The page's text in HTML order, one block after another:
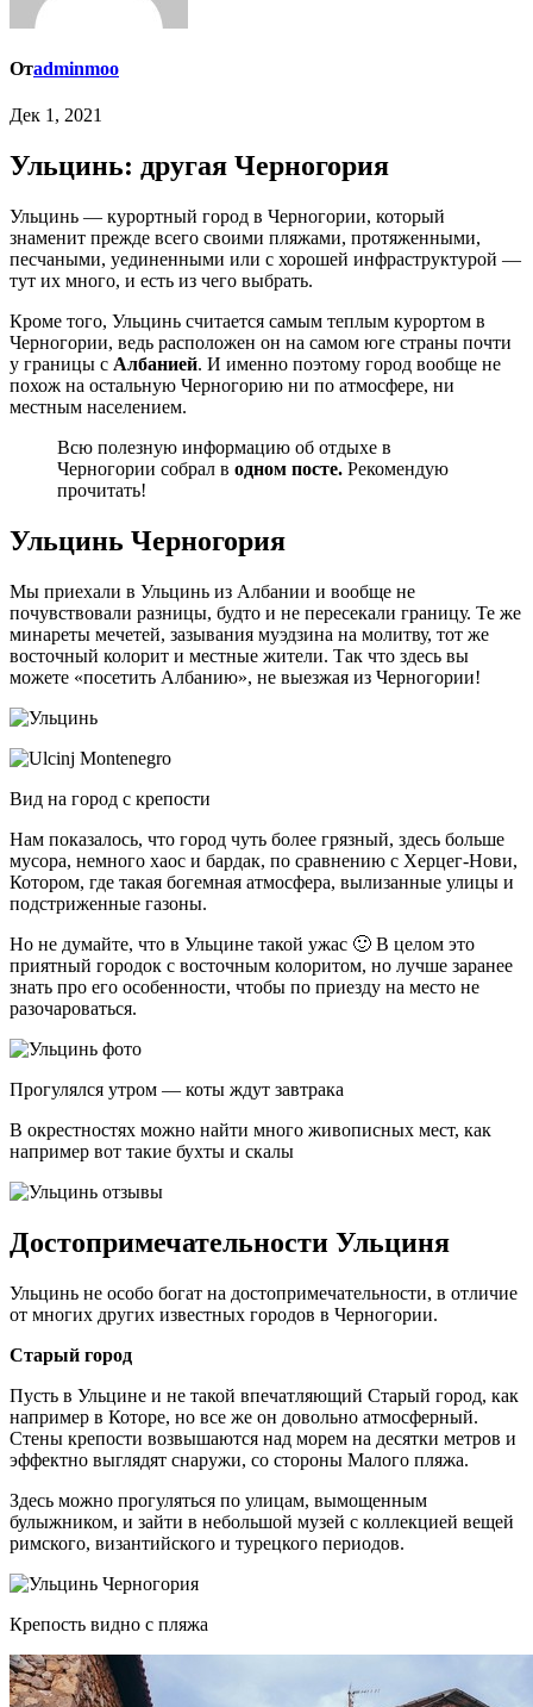
Отadminmoo
Дек 1, 2021
Ульцинь: другая Черногория
Ульцинь — курортный город в Черногории, который
знаменит прежде всего своими пляжами, протяженными,
песчаными, уединенными или с хорошей инфраструктурой —
тут их много, и есть из чего выбрать.
Кроме того, Ульцинь считается самым теплым курортом в
Черногории, ведь расположен он на самом юге страны почти
у границы с Албанией. И именно поэтому город вообще не
похож на остальную Черногорию ни по атмосфере, ни
местным населением.
Всю полезную информацию об отдыхе в
Черногории собрал в одном посте. Рекомендую
прочитать!
Ульцинь Черногория
Мы приехали в Ульцинь из Албании и вообще не
почувствовали разницы, будто и не пересекали границу. Те же
минареты мечетей, зазывания муэдзина на молитву, тот же
восточный колорит и местные жители. Так что здесь вы
можете «посетить Албанию», не выезжая из Черногории!
Вид на город с крепости
Нам показалось, что город чуть более грязный, здесь больше
мусора, немного хаос и бардак, по сравнению с Херцег-Нови,
Котором, где такая богемная атмосфера, вылизанные улицы и
подстриженные газоны.
Но не думайте, что в Ульцине такой ужас 🙂 В целом это
приятный городок с восточным колоритом, но лучше заранее
знать про его особенности, чтобы по приезду на место не
разочароваться.
Прогулялся утром — коты ждут завтрака
В окрестностях можно найти много живописных мест, как
например вот такие бухты и скалы
Достопримечательности Ульциня
Ульцинь не особо богат на достопримечательности, в отличие
от многих других известных городов в Черногории.
Старый город
Пусть в Ульцине и не такой впечатляющий Старый город, как
например в Которе, но все же он довольно атмосферный.
Стены крепости возвышаются над морем на десятки метров и
эффектно выглядят снаружи, со стороны Малого пляжа.
Здесь можно прогуляться по улицам, вымощенным
булыжником, и зайти в небольшой музей с коллекцией вещей
римского, византийского и турецкого периодов.
Крепость видно с пляжа